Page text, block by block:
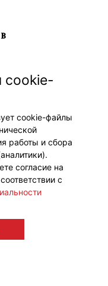
страницу
12+
cookie-
cookie-файлы
работы и сбора
согласие на
с